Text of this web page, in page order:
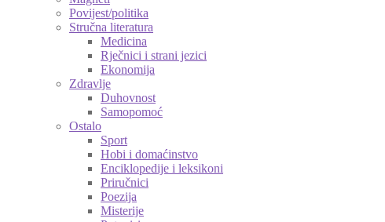
Povijest/politika
Stručna literatura
Medicina
Rječnici i strani jezici
Ekonomija
Zdravlje
Duhovnost
Samopomoć
Ostalo
Sport
Hobi i domaćinstvo
Enciklopedije i leksikoni
Priručnici
Poezija
Misterije